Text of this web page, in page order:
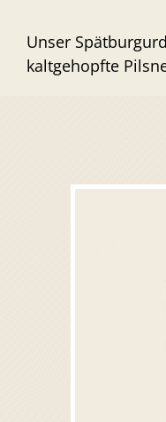
Unser
kaltgehopfte